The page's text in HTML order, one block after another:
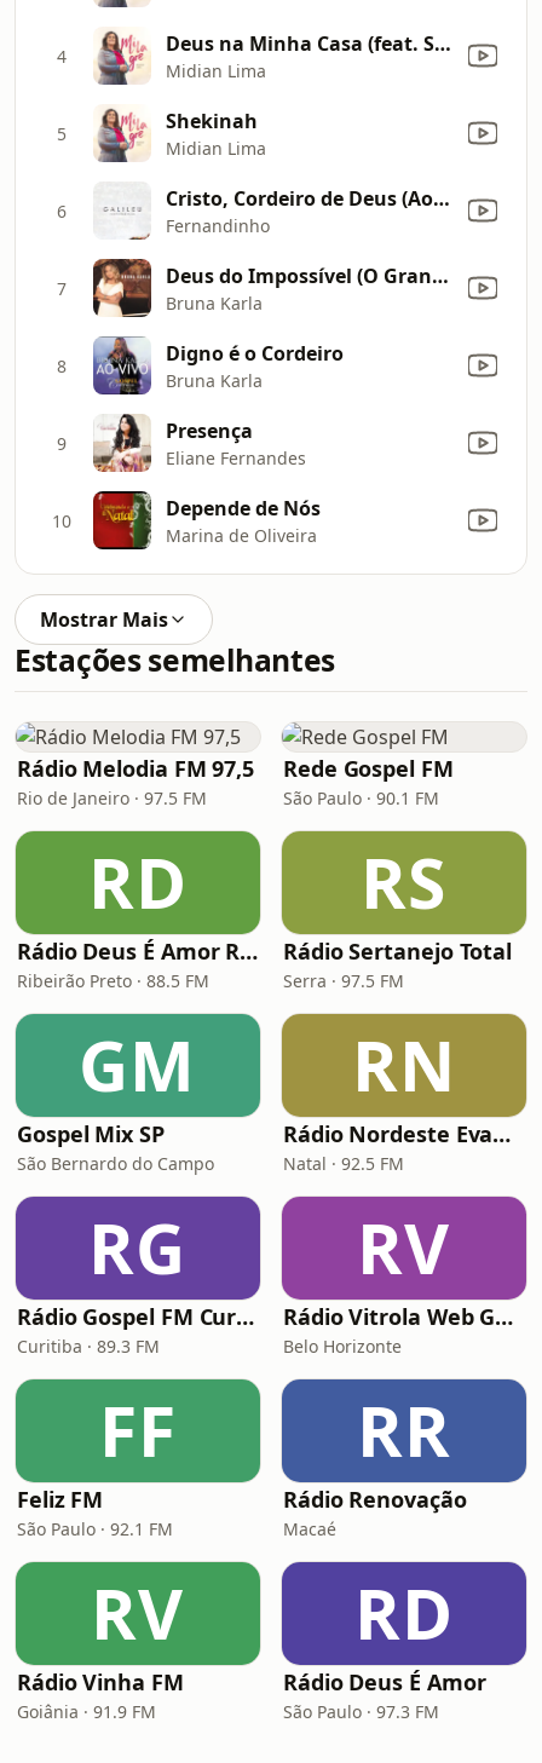
4 Deus na Minha Casa (feat. Samuel Lima)
Midian Lima
5 Shekinah
Midian Lima
6 Cristo, Cordeiro de Deus (Ao Vivo)
Fernandinho
7 Deus do Impossível (O Grande Eu Sou)
Bruna Karla
8 Digno é o Cordeiro
Bruna Karla
9 Presença
Eliane Fernandes
10 Depende de Nós
Marina de Oliveira
Mostrar Mais
Estações semelhantes
Rádio Melodia FM 97,5
Rio de Janeiro · 97.5 FM
Rede Gospel FM
São Paulo · 90.1 FM
RD
Rádio Deus É Amor Ribeirão Preto
Ribeirão Preto · 88.5 FM
RS
Rádio Sertanejo Total
Serra · 97.5 FM
GM
Gospel Mix SP
São Bernardo do Campo
RN
Rádio Nordeste Evangélica
Natal · 92.5 FM
RG
Rádio Gospel FM Curitiba
Curitiba · 89.3 FM
RV
Rádio Vitrola Web Gospel
Belo Horizonte
FF
Feliz FM
São Paulo · 92.1 FM
RR
Rádio Renovação
Macaé
RV
Rádio Vinha FM
Goiânia · 91.9 FM
RD
Rádio Deus É Amor
São Paulo · 97.3 FM